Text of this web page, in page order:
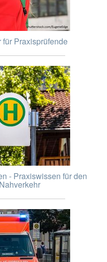
Praxisprüfende
- Praxiswissen für den